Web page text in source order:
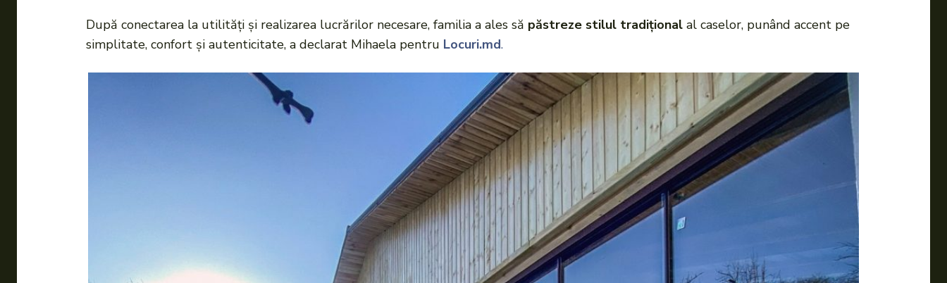
După conectarea la utilități și realizarea lucrărilor necesare, familia a ales să păstreze stilul tradițional al caselor, punând accent pe
simplitate, confort și autenticitate, a declarat Mihaela pentru Locuri.md.